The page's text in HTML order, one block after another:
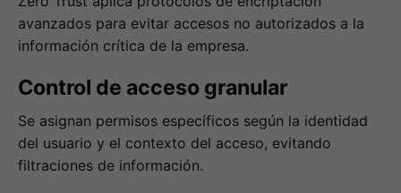
avanzados para evitar accesos no autorizados a la
información crítica de la empresa.
Control de acceso granular
Se asignan permisos específicos según la identidad
del usuario y el contexto del acceso, evitando
filtraciones de información.